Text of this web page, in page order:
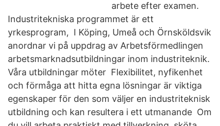
arbete efter examen.
Industritekniska programmet är ett
yrkesprogram, I Köping, Umeå och Örnsköldsvik
anordnar vi på uppdrag av Arbetsförmedlingen
arbetsmarknadsutbildningar inom industriteknik.
Våra utbildningar möter Flexibilitet, nyfikenhet
och förmåga att hitta egna lösningar är viktiga
egenskaper för den som väljer en industriteknisk
utbildning och kan resultera i ett utmanande Om